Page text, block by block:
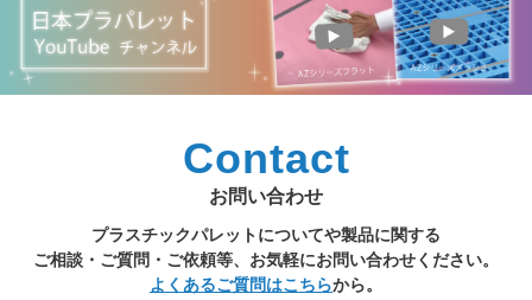
Contact
お問い合わせ
プラスチックパレットについてや製品に関する
ご相談・ご質問・ご依頼等、お気軽にお問い合わせください。
よくあるご質問はこちらから。